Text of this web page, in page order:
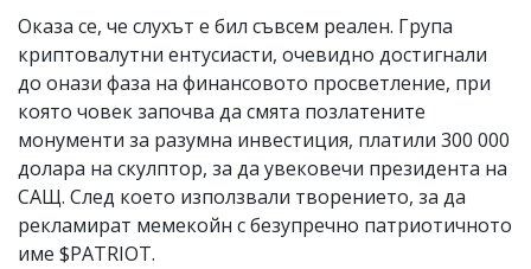
Оказа се, че слухът е бил съвсем реален. Група
криптовалутни ентусиасти, очевидно достигнали
до онази фаза на финансовото просветление, при
която човек започва да смята позлатените
монументи за разумна инвестиция, платили 300 000
долара на скулптор, за да увековечи президента на
САЩ. След което използвали творението, за да
рекламират мемекойн с безупречно патриотичното
име $PATRIOT.